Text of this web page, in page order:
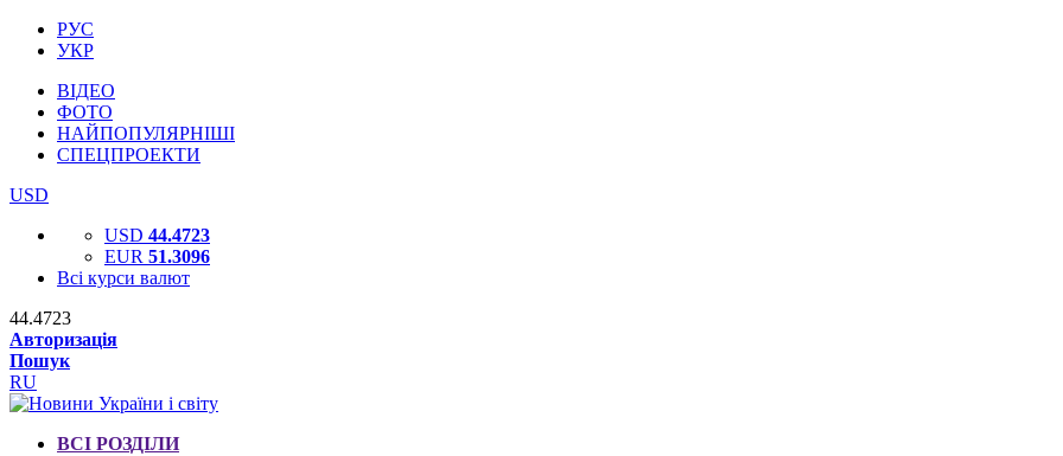
РУС
УКР
ВІДЕО
ФОТО
НАЙПОПУЛЯРНІШІ
СПЕЦПРОЕКТИ
USD
USD 44.4723
EUR 51.3096
Всі курси валют
44.4723
Авторизація
Пошук
RU
ВСІ РОЗДІЛИ